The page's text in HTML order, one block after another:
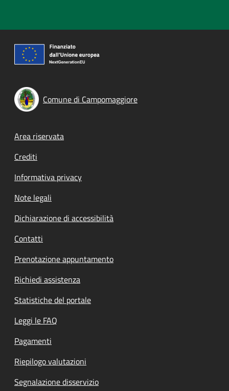
Comune di Campomaggiore
Footer menu
Area riservata
Crediti
Informativa privacy
Note legali
Dichiarazione di accessibilità
Contatti
Prenotazione appuntamento
Richiedi assistenza
Statistiche del portale
Leggi le FAQ
Pagamenti
Riepilogo valutazioni
Segnalazione disservizio